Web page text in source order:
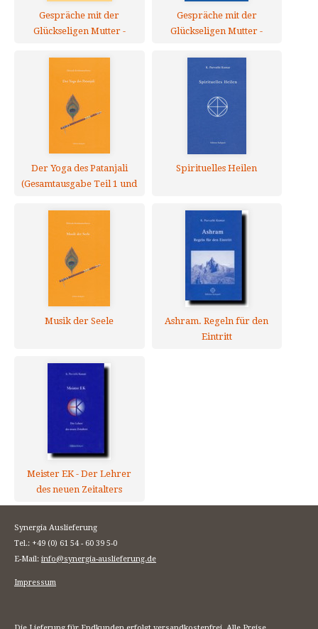
Gespräche mit der
Glückseligen Mutter -
Gespräche mit der
Glückseligen Mutter -
Der Yoga des Patanjali
(Gesamtausgabe Teil 1 und
Spirituelles Heilen
Musik der Seele
Ashram. Regeln für den
Eintritt
Meister EK - Der Lehrer
des neuen Zeitalters
Synergia Auslieferung
Tel.: +49 (0) 61 54 - 60 39 5-0
E-Mail: info@synergia-auslieferung.de
Impressum